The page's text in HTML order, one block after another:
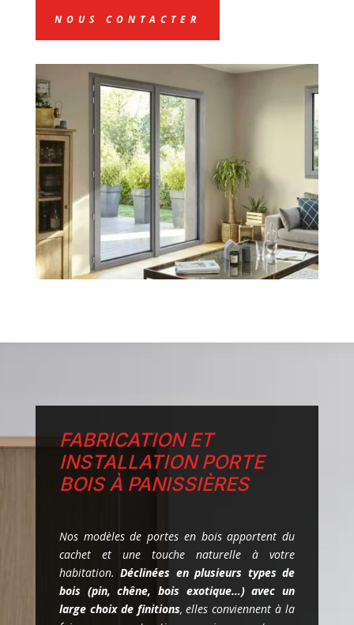
NOUS CONTACTER
FABRICATION ET
INSTALLATION PORTE
BOIS À PANISSIÈRES
Nos modèles de portes en bois apportent du
cachet et une touche naturelle à votre
habitation.Déclinées en plusieurs types de
bois (pin, chêne, bois exotique…) avec un
large choix de finitions, elles conviennent à la